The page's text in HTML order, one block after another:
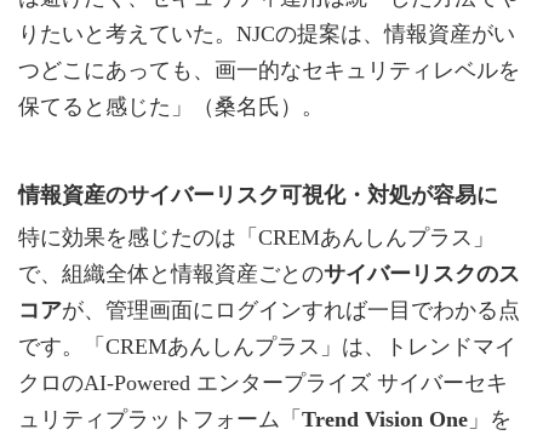
りたいと考えていた。NJCの提案は、情報資産がい
つどこにあっても、画一的なセキュリティレベルを
保てると感じた」（桑名氏）。
情報資産のサイバーリスク可視化・対処が容易に
特に効果を感じたのは「CREMあんしんプラス」
で、組織全体と情報資産ごとのサイバーリスクのス
コアが、管理画面にログインすれば一目でわかる点
です。「CREMあんしんプラス」は、トレンドマイ
クロのAI-Powered エンタープライズ サイバーセキ
ュリティプラットフォーム「 Trend Vision One 」を